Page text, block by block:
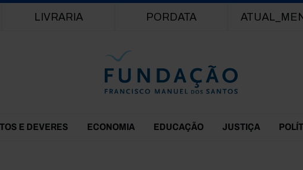
LIVRARIA PORDATA
E DEVERES ECONOMIA EDUCAÇÃO JUSTIÇA